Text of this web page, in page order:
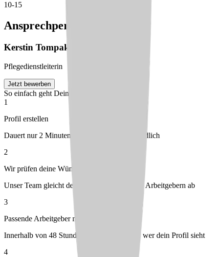
10-15
Ansprechperson
Kerstin Tompak
Pflegedienstleiterin
Jetzt bewerben
So einfach geht Deine Bewerbung
1
Profil erstellen
Dauert nur 2 Minuten – kostenlos & unverbindlich
2
Wir prüfen deine Wünsche
Unser Team gleicht dein Profil mit passenden Arbeitgebern ab
3
Passende Arbeitgeber melden sich bei dir
Innerhalb von 48 Stunden – du entscheidest, wer dein Profil sieht
4